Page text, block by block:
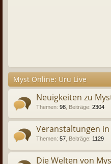
Myst Online: Uru Live
Neuigkeiten zu
Themen: 98 Beiträge: 2304
Veranstaltungen
Themen: 57 Beiträge: 1129
Die Welten von